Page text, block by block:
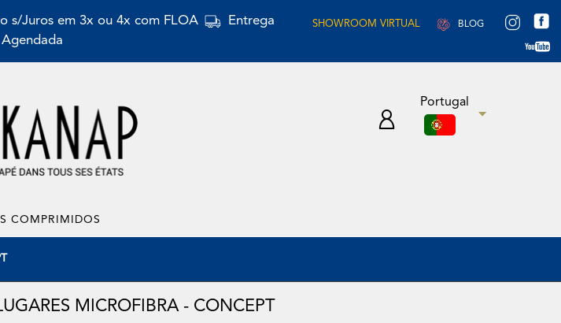
s/Juros em 3x ou 4x com FLOA
Entrega
Agendada
SHOWROOM VIRTUAL BLOG
Portugal
COMPRIMIDOS
MICROFIBRA - CONCEPT